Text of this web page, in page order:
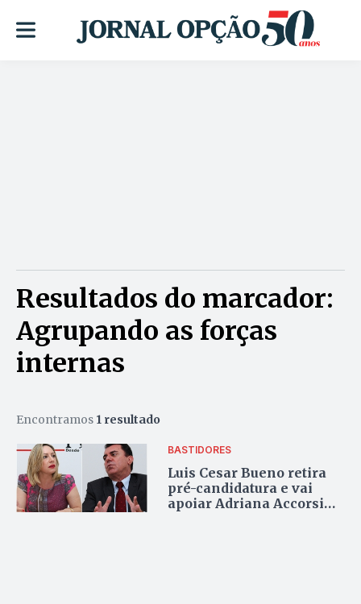
Resultados do marcador:
Agrupando as forças
internas
Encontramos 1 resultado
BASTIDORES
Luis Cesar Bueno retira
pré-candidatura e vai
apoiar Adriana Accorsi